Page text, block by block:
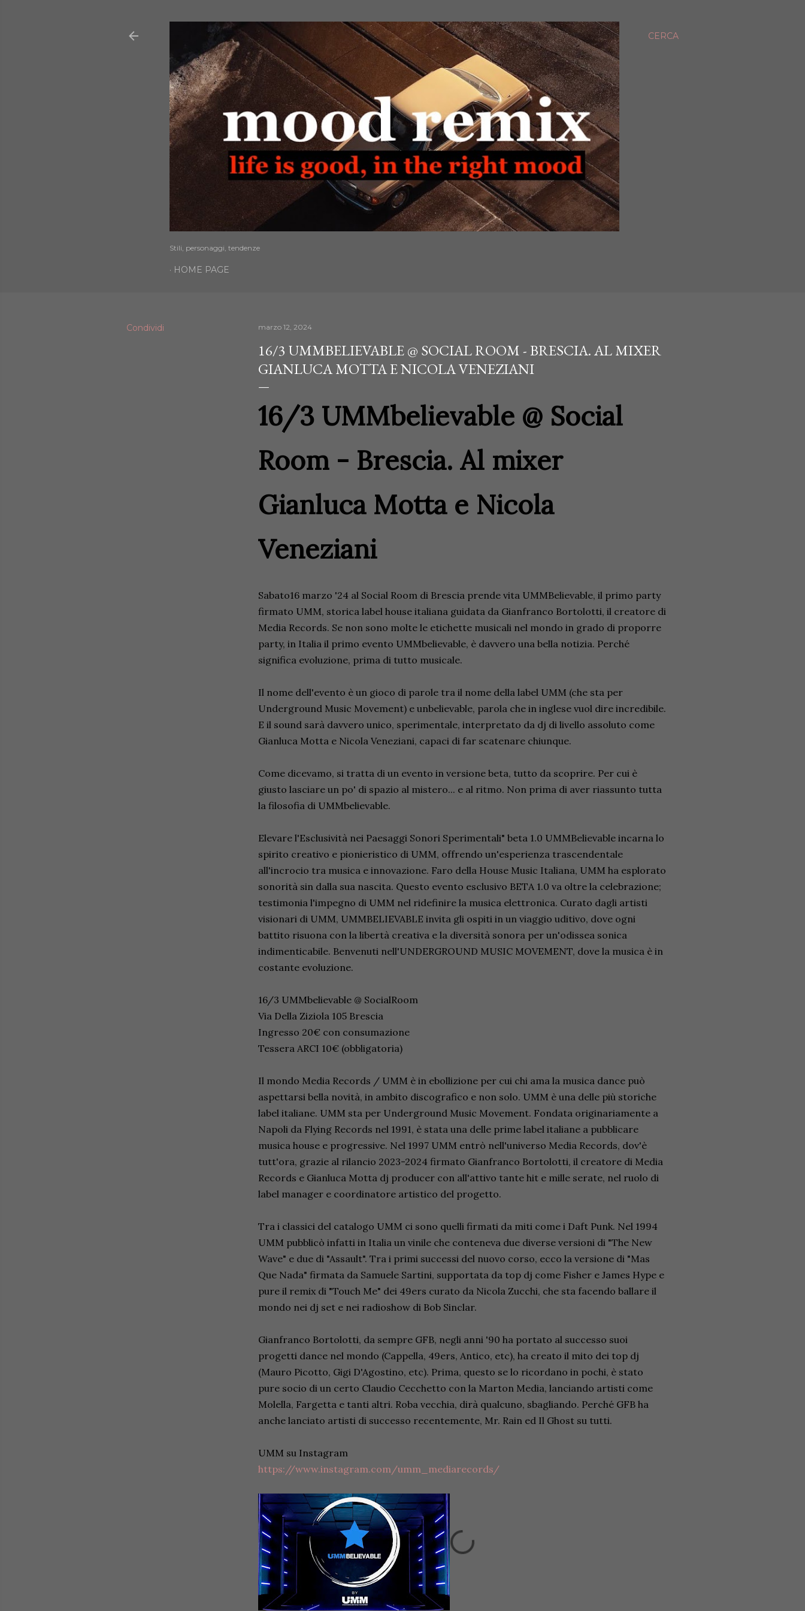
CERCA
Stili, personaggi, tendenze
HOME PAGE
Condividi marzo 12, 2024
16/3 UMMBELIEVABLE @ SOCIAL ROOM - BRESCIA. AL MIXER
GIANLUCA MOTTA E NICOLA VENEZIANI
16/3 UMMbelievable @ Social
Room - Brescia. Al mixer
Gianluca Motta e Nicola
Veneziani
Sabato16 marzo '24 al Social Room di Brescia prende vita UMMBelievable, il primo party
firmato UMM, storica label house italiana guidata da Gianfranco Bortolotti, il creatore di
Media Records. Se non sono molte le etichette musicali nel mondo in grado di proporre
party, in Italia il primo evento UMMbelievable, è davvero una bella notizia. Perché
significa evoluzione, prima di tutto musicale.
Il nome dell'evento è un gioco di parole tra il nome della label UMM (che sta per
Underground Music Movement) e unbelievable, parola che in inglese vuol dire incredibile.
E il sound sarà davvero unico, sperimentale, interpretato da dj di livello assoluto come
Gianluca Motta e Nicola Veneziani, capaci di far scatenare chiunque.
Come dicevamo, si tratta di un evento in versione beta, tutto da scoprire. Per cui è
giusto lasciare un po' di spazio al mistero... e al ritmo. Non prima di aver riassunto tutta
la filosofia di UMMbelievable.
Elevare l'Esclusività nei Paesaggi Sonori Sperimentali" beta 1.0 UMMBelievable incarna lo
spirito creativo e pionieristico di UMM, offrendo un'esperienza trascendentale
all'incrocio tra musica e innovazione. Faro della House Music Italiana, UMM ha esplorato
sonorità sin dalla sua nascita. Questo evento esclusivo BETA 1.0 va oltre la celebrazione;
testimonia l'impegno di UMM nel ridefinire la musica elettronica. Curato dagli artisti
visionari di UMM, UMMBELIEVABLE invita gli ospiti in un viaggio uditivo, dove ogni
battito risuona con la libertà creativa e la diversità sonora per un'odissea sonica
indimenticabile. Benvenuti nell'UNDERGROUND MUSIC MOVEMENT, dove la musica è in
costante evoluzione.
16/3 UMMbelievable @ SocialRoom
Via Della Ziziola 105 Brescia
Ingresso 20€ con consumazione
Tessera ARCI 10€ (obbligatoria)
Il mondo Media Records / UMM è in ebollizione per cui chi ama la musica dance può
aspettarsi bella novità, in ambito discografico e non solo. UMM è una delle più storiche
label italiane. UMM sta per Underground Music Movement. Fondata originariamente a
Napoli da Flying Records nel 1991, è stata una delle prime label italiane a pubblicare
musica house e progressive. Nel 1997 UMM entrò nell'universo Media Records, dov'è
tutt'ora, grazie al rilancio 2023-2024 firmato Gianfranco Bortolotti, il creatore di Media
Records e Gianluca Motta dj producer con all'attivo tante hit e mille serate, nel ruolo di
label manager e coordinatore artistico del progetto.
Tra i classici del catalogo UMM ci sono quelli firmati da miti come i Daft Punk. Nel 1994
UMM pubblicò infatti in Italia un vinile che conteneva due diverse versioni di "The New
Wave" e due di "Assault". Tra i primi successi del nuovo corso, ecco la versione di "Mas
Que Nada" firmata da Samuele Sartini, supportata da top dj come Fisher e James Hype e
pure il remix di "Touch Me" dei 49ers curato da Nicola Zucchi, che sta facendo ballare il
mondo nei dj set e nei radioshow di Bob Sinclar.
Gianfranco Bortolotti, da sempre GFB, negli anni '90 ha portato al successo suoi
progetti dance nel mondo (Cappella, 49ers, Antico, etc), ha creato il mito dei top dj
(Mauro Picotto, Gigi D'Agostino, etc). Prima, questo se lo ricordano in pochi, è stato
pure socio di un certo Claudio Cecchetto con la Marton Media, lanciando artisti come
Molella, Fargetta e tanti altri. Roba vecchia, dirà qualcuno, sbagliando. Perché GFB ha
anche lanciato artisti di successo recentemente, Mr. Rain ed Il Ghost su tutti.
UMM su Instagram
https://www.instagram.com/umm_mediarecords/